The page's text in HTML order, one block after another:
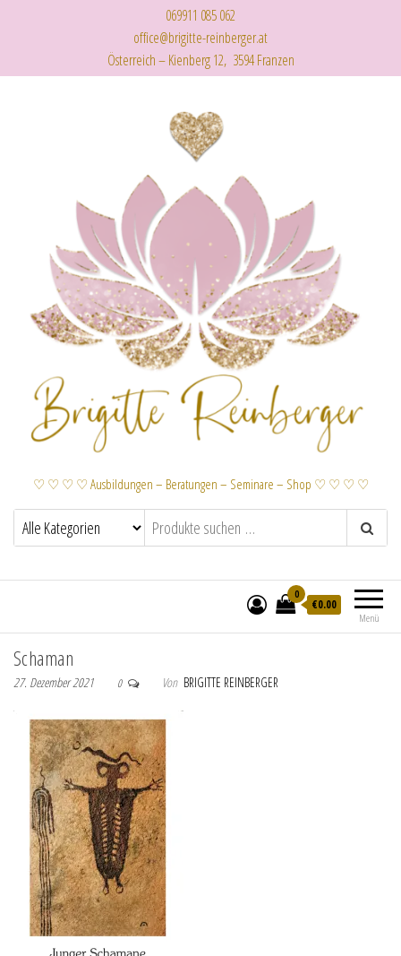
069911 085 062
office@brigitte-reinberger.at
Österreich – Kienberg 12, 3594 Franzen
♡ ♡ ♡ ♡ Ausbildungen – Beratungen – Seminare – Shop ♡ ♡ ♡ ♡
Menü
0
€0.00
Schaman
27. Dezember 2021 0 Von BRIGITTE REINBERGER